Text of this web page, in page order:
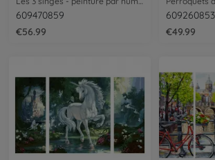
609470859
€56.99
609260853
€49.99